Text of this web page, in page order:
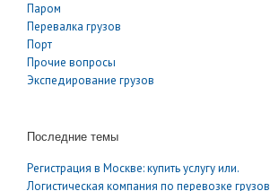
Паром
Перевалка грузов
Порт
Прочие вопросы
Экспедирование грузов
Последние темы
Регистрация в Москве: купить услугу или.
Логистическая компания по перевозке грузов